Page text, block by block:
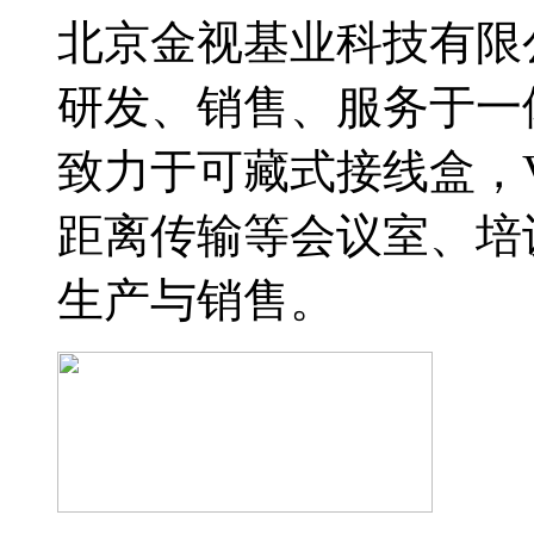
北京金视基业科技有
研发、销售、服务于
致力于可藏式接线盒
距离传输等会议室、
生产与销售。